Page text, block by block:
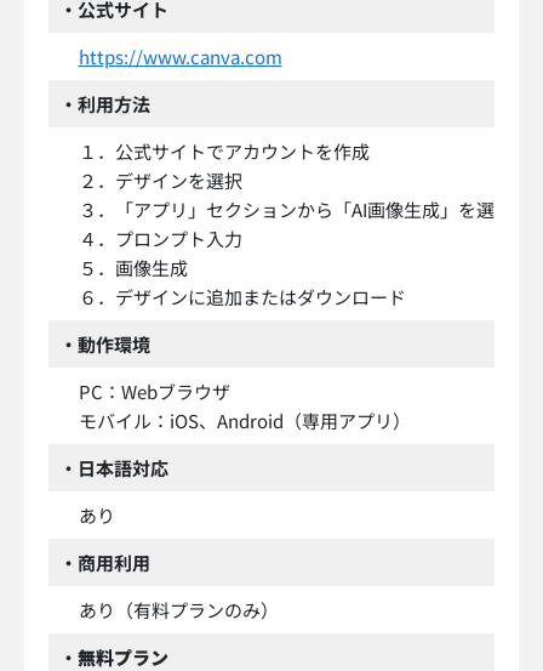
・公式サイト
https://www.canva.com
・利用方法
１．公式サイトでアカウントを作成
２．デザインを選択
３．「アプリ」セクションから「AI画像生成」を選択
４．プロンプト入力
５．画像生成
６．デザインに追加またはダウンロード
・動作環境
PC：Webブラウザ
モバイル：iOS、Android（専用アプリ）
・日本語対応
あり
・商用利用
あり（有料プランのみ）
・ 無料プラン